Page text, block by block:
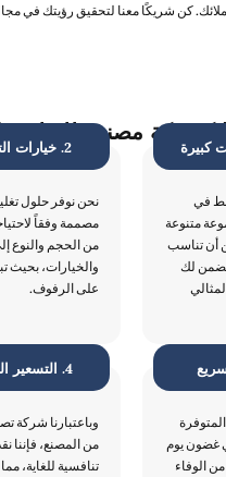
كن شريكًا معنا لتحقيق رؤيتك في
كشركة مصنعة
من 200 نمط في
متنوعة
أن تناسب
لك
2. خيارات التخصيص
نحن نوفر حلول
مصممة وفقاً
من الحجم والنوع
والخيارات، بحيث
على الرفوف.
غضون يوم
الوفاء
4. التسعير التنافسي
وباعتبارنا شركة
من المصنع، فإننا
تنافسية للغاية،